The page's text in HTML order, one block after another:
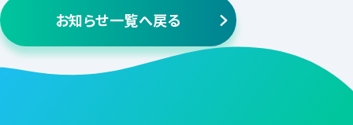
お知らせ一覧へ戻る